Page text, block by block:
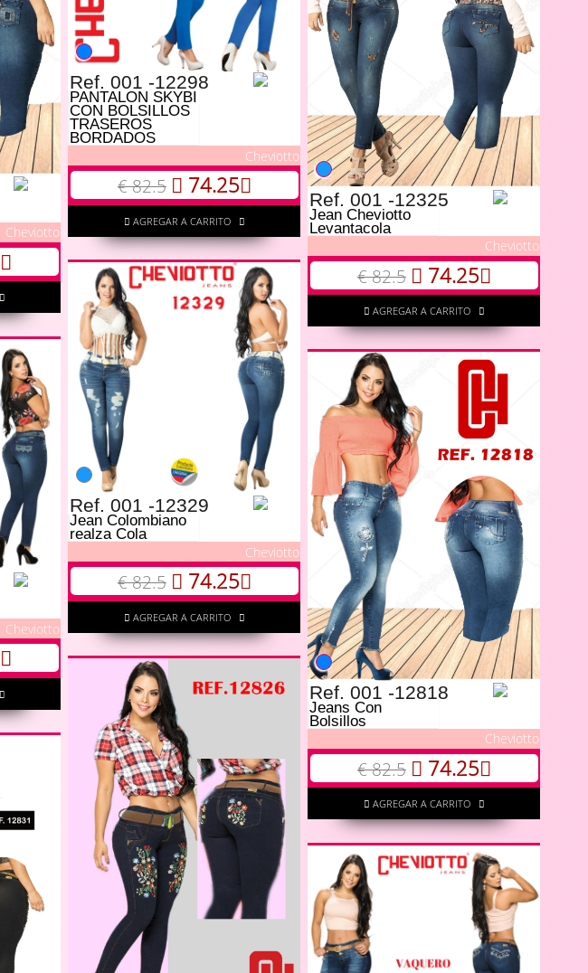
Ref. 001 -12298
PANTALON SKYBI
CON BOLSILLOS
TRASEROS
BORDADOS
Cheviotto
€ 82.5 74.25
AGREGAR A CARRITO
Cheviotto
Ref. 001 -12325
Jean Cheviotto
Levantacola
Cheviotto
€ 82.5 74.25
AGREGAR A CARRITO
Ref. 001 -12329
Jean Colombiano
realza Cola
Cheviotto
€ 82.5 74.25
AGREGAR A CARRITO
Cheviotto
Ref. 001 -12818
Jeans Con
Bolsillos
Cheviotto
€ 82.5 74.25
AGREGAR A CARRITO